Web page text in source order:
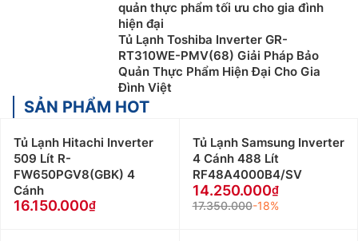
quản thực phẩm tối ưu cho gia đình
hiện đại
Tủ Lạnh Toshiba Inverter GR-
RT310WE-PMV(68) Giải Pháp Bảo
Quản Thực Phẩm Hiện Đại Cho Gia
Đình Việt
SẢN PHẨM HOT
Tủ Lạnh Hitachi Inverter
509 Lít R-
FW650PGV8(GBK) 4
Cánh
16.150.000
Tủ Lạnh Samsung Inverter
4 Cánh 488 Lít
RF48A4000B4/SV
14.250.000
17.350.000-18%